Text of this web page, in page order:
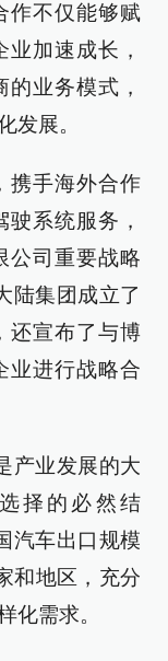
作不仅能够赋
加速成长，
业务模式，
发展。
携手海外合作
系统服务，
公司重要战略
陆集团成立了
还宣布了与博
业进行战略合
产业发展的大
择的必然结
汽车出口规模
和地区，充分
化需求。